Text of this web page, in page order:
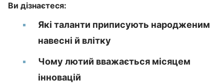
Ви дізнаєтеся:
Які таланти приписують народженим
навесні й влітку
Чому лютий вважається місяцем
інновацій